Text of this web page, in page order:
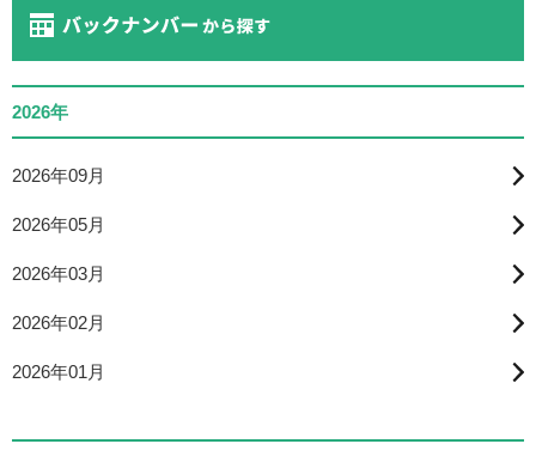
2026年
2026年09月
2026年05月
2026年03月
2026年02月
2026年01月